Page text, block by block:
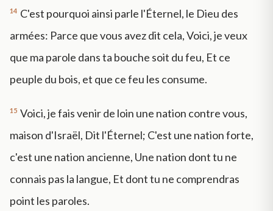
14 C'est pourquoi ainsi parle l'Éternel, le Dieu des
armées: Parce que vous avez dit cela, Voici, je veux
que ma parole dans ta bouche soit du feu, Et ce
peuple du bois, et que ce feu les consume.
15 Voici, je fais venir de loin une nation contre vous,
maison d'Israël, Dit l'Éternel; C'est une nation forte,
c'est une nation ancienne, Une nation dont tu ne
connais pas la langue, Et dont tu ne comprendras
point les paroles.